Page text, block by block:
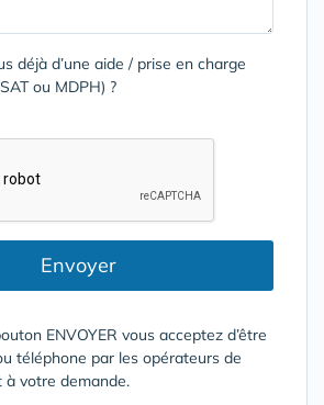
déjà d’une aide / prise en charge
ou MDPH) ?
Envoyer
ENVOYER vous acceptez d’être
téléphone par les opérateurs de
à votre demande.